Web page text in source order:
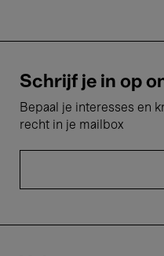
Schrijf je in op
Bepaal je interesses en
recht in je mailbox